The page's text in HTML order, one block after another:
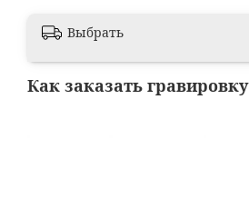
Выбрать
Как заказать гравировку